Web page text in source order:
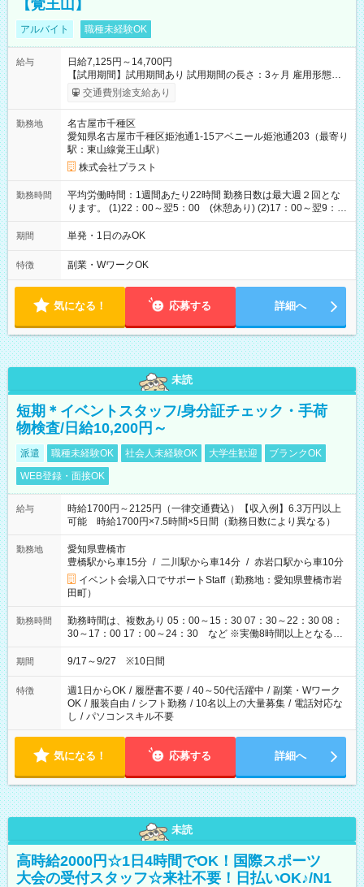
【覚王山】
アルバイト 職種未経験OK
給与
日給7,125円～14,700円
【試用期間】試用期間あり 試用期間の長さ：3ヶ月 雇用形態、
給与は本採用時と同じです。
交通費別途支給あり
勤務地
名古屋市千種区
愛知県名古屋市千種区姫池通1-15アベニール姫池通203（最寄り
駅：東山線覚王山駅）
株式会社プラスト
勤務時間
平均労働時間：1週間あたり22時間 勤務日数は最大週２回とな
ります。 (1)22：00～翌5：00 (休憩あり) (2)17：00～翌9：
00 (休憩あり) ３６協定提出済 平均労働時間：1週間あたり22
時間 勤務日数は最大週２回となります。 (1)22：00～翌5：00
期間 単発・1日のみOK
特徴 副業・WワークOK
気になる！ 応募する 詳細へ
未読
短期＊イベントスタッフ/身分証チェック・手荷
物検査/日給10,200円～
派遣 職種未経験OK 社会人未経験OK 大学生歓迎
ブランクOK
WEB登録・面接OK
給与
時給1700円～2125円（一律交通費込）【収入例】6.3万円以上
可能 時給1700円×7.5時間×5日間（勤務日数により異なる）
勤務地
愛知県豊橋市
豊橋駅から車15分 / 二川駅から車14分 / 赤岩口駅から車10分
イベント会場入口でサポートStaff（勤務地：愛知県豊橋市岩
田町）
勤務時間
勤務時間は、複数あり 05：00～15：30 07：30～22：30 08：
30～17：00 17：00～24：30 など ※実働8時間以上となる勤
務もあります。 【休憩】60分+他休憩あり 交替で取得します。
安全面に配慮しこまめな休憩があります。
期間 9/17～9/27 ※10日間
特徴 週1日からOK / 履歴書不要 / 40～50代活躍中 / 副業・Wワーク
OK / 服装自由 / シフト勤務 / 10名以上の大量募集 / 電話対応な
し / パソコンスキル不要
気になる！ 応募する 詳細へ
未読
高時給2000円☆1日4時間でOK！国際スポーツ
大会の受付スタッフ☆来社不要！日払いOK♪/N1